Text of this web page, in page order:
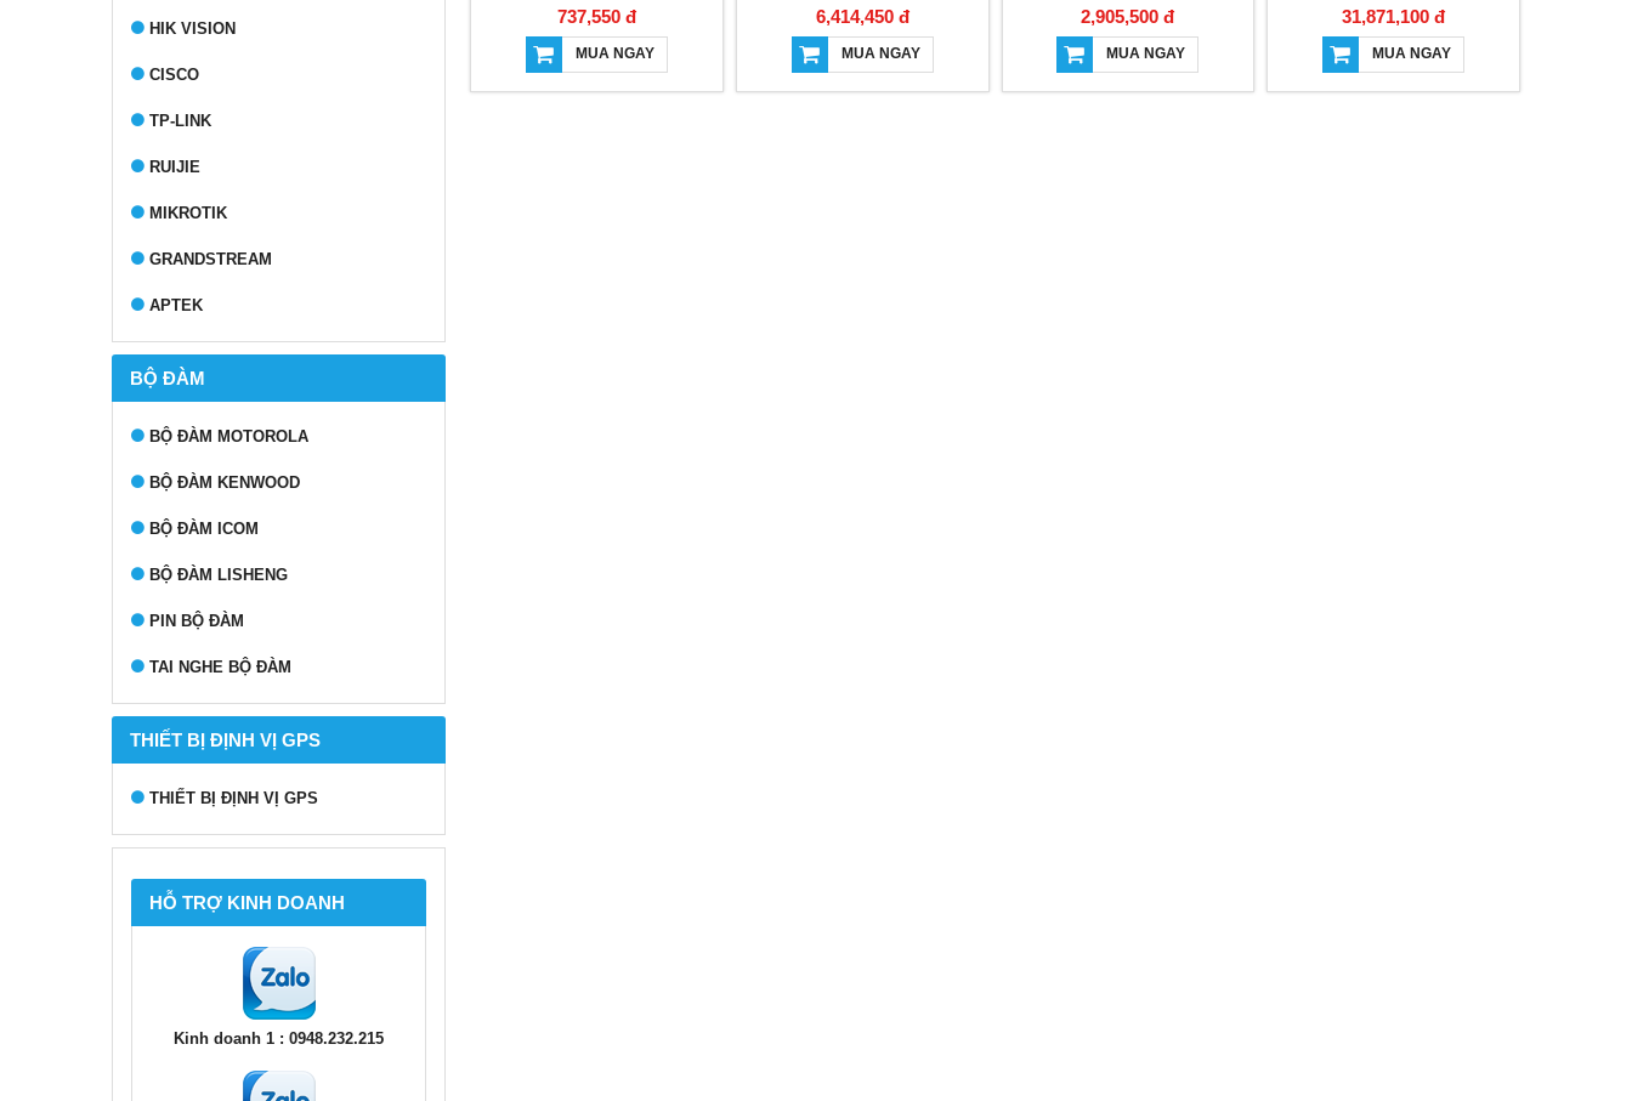
HIK VISION
CISCO
TP-LINK
RUIJIE
MIKROTIK
GRANDSTREAM
APTEK
BỘ ĐÀM
BỘ ĐÀM MOTOROLA
BỘ ĐÀM KENWOOD
BỘ ĐÀM ICOM
BỘ ĐÀM LISHENG
PIN BỘ ĐÀM
TAI NGHE BỘ ĐÀM
THIẾT BỊ ĐỊNH VỊ GPS
THIẾT BỊ ĐỊNH VỊ GPS
HỖ TRỢ KINH DOANH
Kinh doanh 1 : 0948.232.215
737,550 đ
MUA NGAY
6,414,450 đ
MUA NGAY
2,905,500 đ
MUA NGAY
31,871,100 đ
MUA NGAY